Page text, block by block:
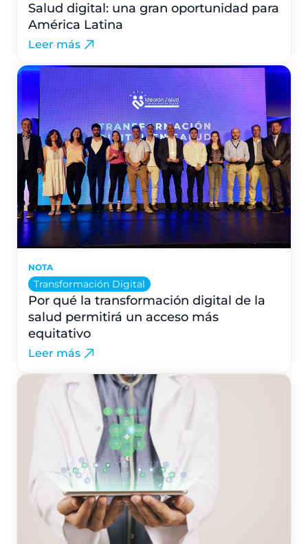
Salud digital: una gran oportunidad para
América Latina
Leer más
NOTA
Transformación Digital
Por qué la transformación digital de la
salud permitirá un acceso más
equitativo
Leer más